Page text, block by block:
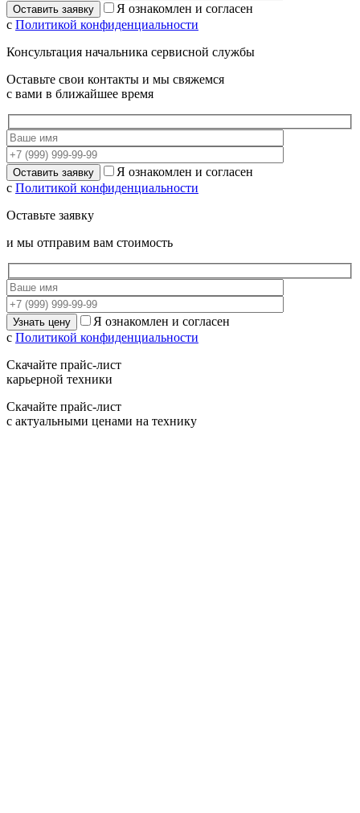
Я ознакомлен и согласен
с Политикой конфиденциальности
Консультация начальника сервисной службы
Оставьте свои контакты и мы свяжемся
с вами в ближайшее время
Я ознакомлен и согласен
с Политикой конфиденциальности
Оставьте заявку
и мы отправим вам стоимость
Я ознакомлен и согласен
с Политикой конфиденциальности
Скачайте прайс-лист
карьерной техники
Скачайте прайс-лист
с актуальными ценами на технику